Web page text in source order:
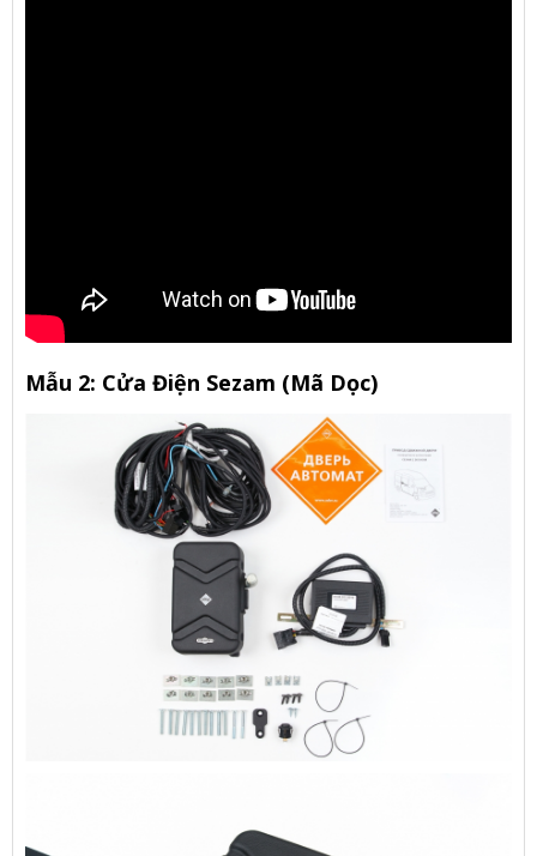
Mẫu 2: Cửa Điện Sezam (Mã Dọc)